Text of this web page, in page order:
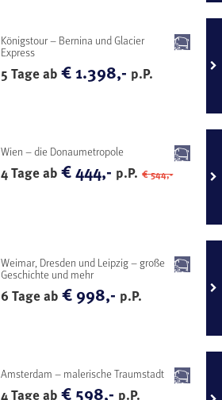
Königstour – Bernina und Glacier
Express
5 Tage ab€ 1.398,- p.P.
Wien – die Donaumetropole
4 Tage ab€ 444,- p.P. € 544,-
Weimar, Dresden und Leipzig – große
Geschichte und mehr
6 Tage ab€ 998,- p.P.
Amsterdam – malerische Traumstadt
4 Tage ab€ 598,- p.P.